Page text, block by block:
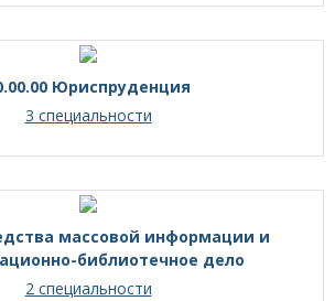
Юриспруденция
3 специальности
массовой информации и
библиотечное дело
2 специальности